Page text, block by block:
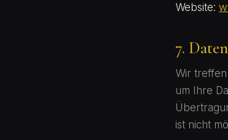
Website:
7.
Wir
um Ihre
ist nicht